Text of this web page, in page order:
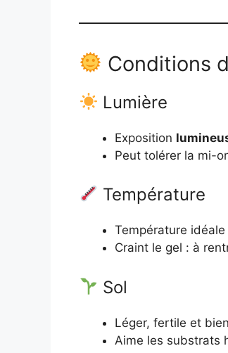
Conditions
Lumière
Exposition
Peut tolérer la mi-
Température
Température idéale
Craint le gel : à
Sol
Léger, fertile et
Aime les substrats